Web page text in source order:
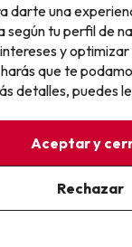
triple para que
(de 2 a 12 años).
(a partir de 13
bajo
de disfrutar.
darte una
tu perfil de
y
que te
detalles, puedes
Aceptar y
Rechazar